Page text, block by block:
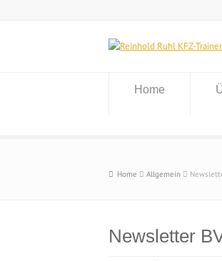
Home
Home Allgemein
Newsletter